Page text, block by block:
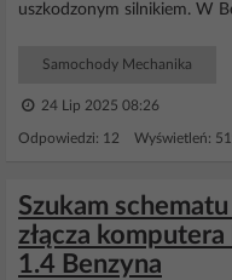
uszkodzonym silnikiem. W
Samochody Mechanika
24 Lip 2025 08:26
Odpowiedzi: 12 Wyświetleń:
Szukam
złącza
1.4 Benzyna